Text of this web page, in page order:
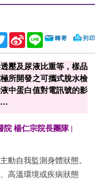
TwitterSina
Weibo
Line
壓及尿液比重等，樣品
所開發之可攜式脫水檢
中蛋白值對電訊號的影
院 楊仁宗院長團隊 |
動自我監測身體狀態。
高溫環境或疾病狀態